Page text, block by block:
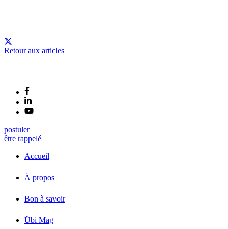
Retour aux articles
postuler
être rappelé
Accueil
À propos
Bon à savoir
Übi Mag